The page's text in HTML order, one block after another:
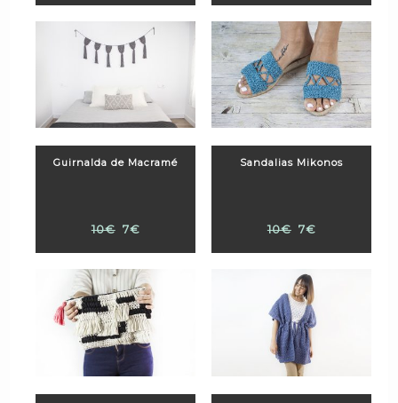
Guirnalda de Macramé
10€ 7€
Sandalias Mikonos
10€ 7€